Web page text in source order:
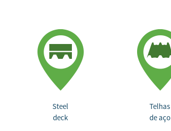
Steel
deck
Telhas
de aço